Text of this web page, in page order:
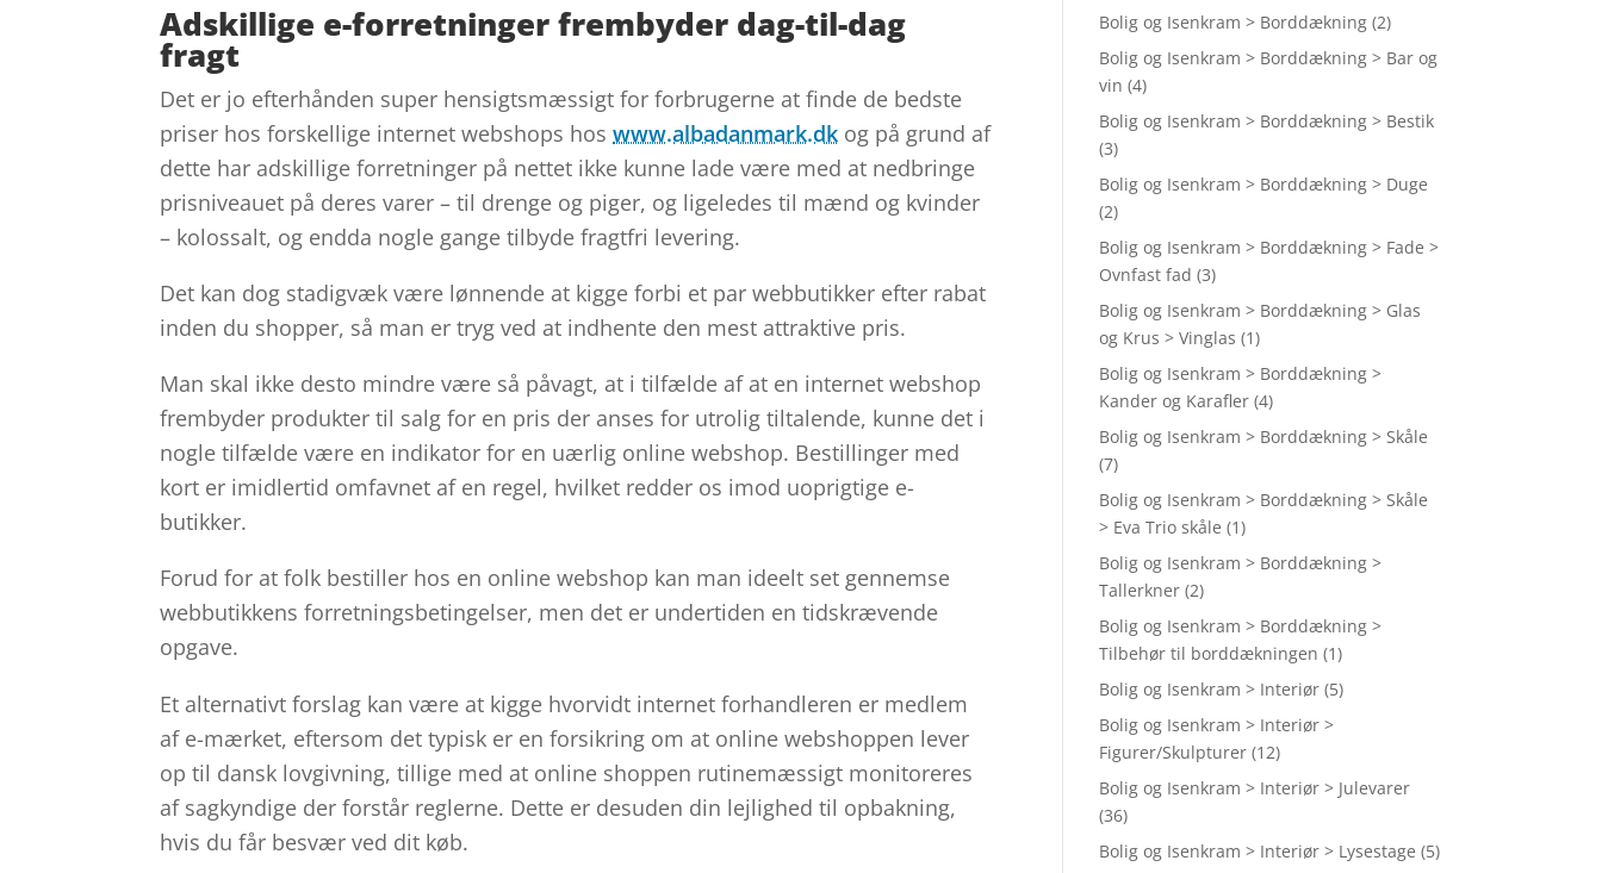
Adskillige e-forretninger frembyder dag-til-dag
fragt
Det er jo efterhånden super hensigtsmæssigt for forbrugerne at finde de bedste
priser hos forskellige internet webshops hoswww.albadanmark.dk og på grund af
dette har adskillige forretninger på nettet ikke kunne lade være med at nedbringe
prisniveauet på deres varer – til drenge og piger, og ligeledes til mænd og kvinder
– kolossalt, og endda nogle gange tilbyde fragtfri levering.
Det kan dog stadigvæk være lønnende at kigge forbi et par webbutikker efter rabat
inden du shopper, så man er tryg ved at indhente den mest attraktive pris.
Man skal ikke desto mindre være så påvagt, at i tilfælde af at en internet webshop
frembyder produkter til salg for en pris der anses for utrolig tiltalende, kunne det i
nogle tilfælde være en indikator for en uærlig online webshop. Bestillinger med
kort er imidlertid omfavnet af en regel, hvilket redder os imod uoprigtige e-
butikker.
Forud for at folk bestiller hos en online webshop kan man ideelt set gennemse
webbutikkens forretningsbetingelser, men det er undertiden en tidskrævende
opgave.
Et alternativt forslag kan være at kigge hvorvidt internet forhandleren er medlem
af e-mærket, eftersom det typisk er en forsikring om at online webshoppen lever
op til dansk lovgivning, tillige med at online shoppen rutinemæssigt monitoreres
af sagkyndige der forstår reglerne. Dette er desuden din lejlighed til opbakning,
hvis du får besvær ved dit køb.
Bolig og Isenkram > Borddækning (2)
Bolig og Isenkram > Borddækning > Bar og
vin (4)
Bolig og Isenkram > Borddækning > Bestik
(3)
Bolig og Isenkram > Borddækning > Duge
(2)
Bolig og Isenkram > Borddækning > Fade >
Ovnfast fad (3)
Bolig og Isenkram > Borddækning > Glas
og Krus > Vinglas (1)
Bolig og Isenkram > Borddækning >
Kander og Karafler (4)
Bolig og Isenkram > Borddækning > Skåle
(7)
Bolig og Isenkram > Borddækning > Skåle
> Eva Trio skåle (1)
Bolig og Isenkram > Borddækning >
Tallerkner (2)
Bolig og Isenkram > Borddækning >
Tilbehør til borddækningen (1)
Bolig og Isenkram > Interiør (5)
Bolig og Isenkram > Interiør >
Figurer/Skulpturer (12)
Bolig og Isenkram > Interiør > Julevarer
(36)
Bolig og Isenkram > Interiør > Lysestage (5)